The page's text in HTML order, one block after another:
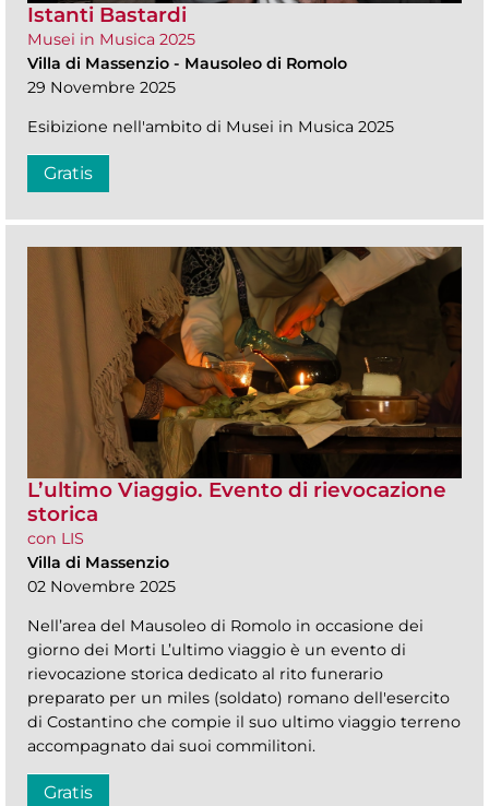
Istanti Bastardi
Musei in Musica 2025
Villa di Massenzio - Mausoleo di Romolo
29 Novembre 2025
Esibizione nell'ambito di Musei in Musica 2025
Gratis
L’ultimo Viaggio. Evento di rievocazione
storica
con LIS
Villa di Massenzio
02 Novembre 2025
Nell’area del Mausoleo di Romolo in occasione dei
giorno dei Morti L’ultimo viaggio è un evento di
rievocazione storica dedicato al rito funerario
preparato per un miles (soldato) romano dell'esercito
di Costantino che compie il suo ultimo viaggio terreno
accompagnato dai suoi commilitoni.
Gratis